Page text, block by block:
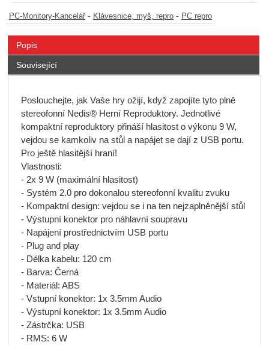
PC-Monitory-Kancelář- Klávesnice, myš, repro - PC repro
Popis
Související
Poslouchejte, jak Vaše hry ožijí, když zapojíte tyto plně
stereofonní Nedis® Herní Reproduktory. Jednotlivé
kompaktní reproduktory přináší hlasitost o výkonu 9 W,
vejdou se kamkoliv na stůl a napájet se dají z USB portu.
Pro ještě hlasitější hraní!
Vlastnosti:
- 2x 9 W (maximální hlasitost)
- Systém 2.0 pro dokonalou stereofonní kvalitu zvuku
- Kompaktní design: vejdou se i na ten nejzaplněnější stůl
- Výstupní konektor pro náhlavní soupravu
- Napájení prostřednictvím USB portu
- Plug and play
- Délka kabelu: 120 cm
- Barva: Černá
- Materiál: ABS
- Vstupní konektor: 1x 3.5mm Audio
- Výstupní konektor: 1x 3.5mm Audio
- Zástrčka: USB
- RMS: 6 W